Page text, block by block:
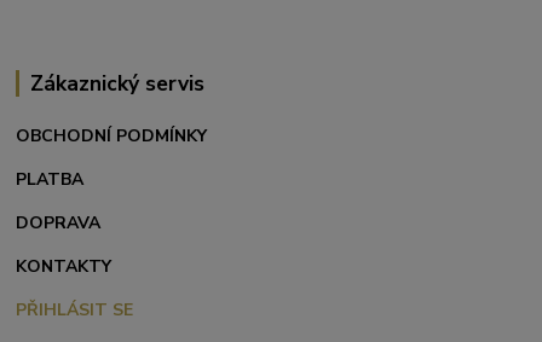
Zákaznický servis
OBCHODNÍ PODMÍNKY
PLATBA
DOPRAVA
KONTAKTY
PŘIHLÁSIT SE